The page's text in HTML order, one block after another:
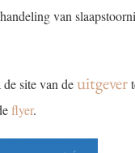
van
site van de uitgever
flyer.